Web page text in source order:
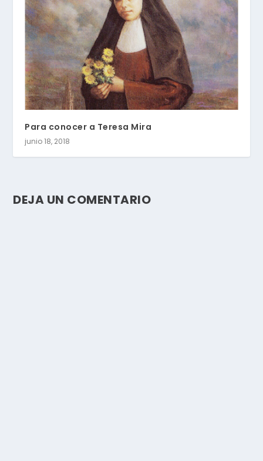
Para conocer a Teresa Mira
junio 18, 2018
DEJA UN COMENTARIO